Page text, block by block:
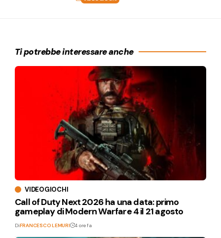
Ti potrebbe interessare anche
VIDEOGIOCHI
Call of Duty Next 2026 ha una data: primo
gameplay di Modern Warfare 4 il 21 agosto
DiFRANCESCO LEMURI 4 ore fa